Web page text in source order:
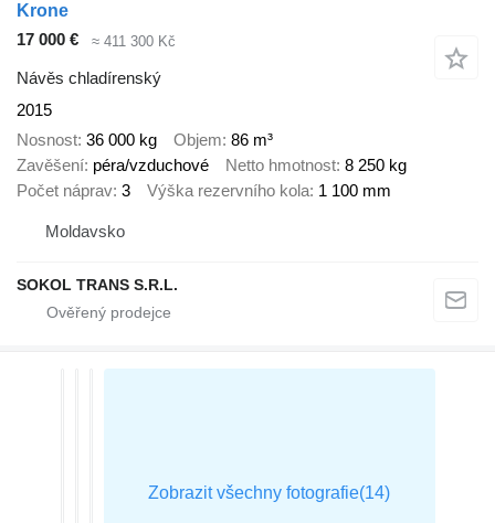
Krone
17 000 €
≈ 411 300 Kč
Návěs chladírenský
2015
Nosnost 36 000 kg Objem 86 m³
Zavěšení péra/vzduchové Netto hmotnost 8 250 kg
Počet náprav 3 Výška rezervního kola 1 100 mm
Moldavsko
SOKOL TRANS S.R.L.